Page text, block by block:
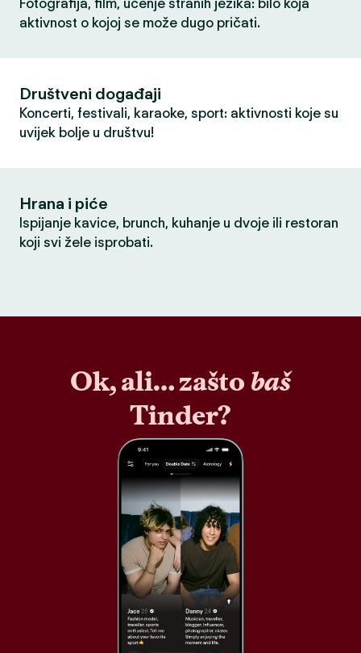
Fotografija, film, učenje stranih jezika: bilo koja
aktivnost o kojoj se može dugo pričati.
Društveni događaji
Koncerti, festivali, karaoke, sport: aktivnosti koje su
uvijek bolje u društvu!
Hrana i piće
Ispijanje kavice, brunch, kuhanje u dvoje ili restoran
koji svi žele isprobati.
Ok, ali… zašto baš
Tinder?